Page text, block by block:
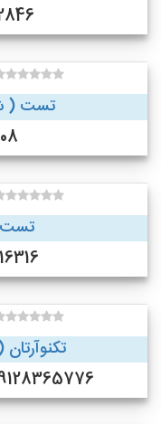
تست (
()
تست
09128365776 - 09367003165 (تهران)